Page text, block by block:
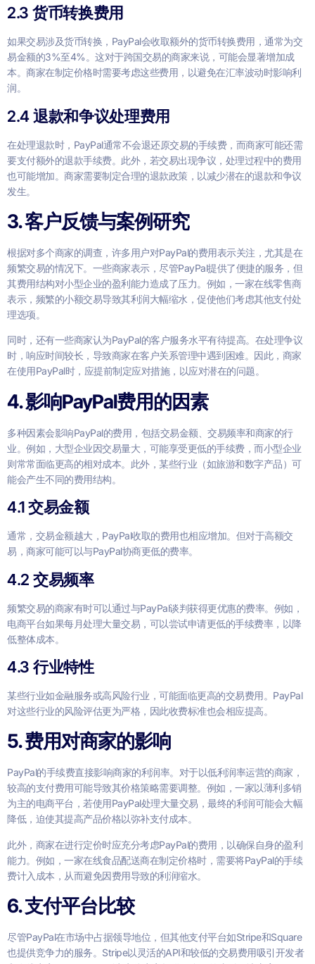
2.3 货币转换费用
如果交易涉及货币转换，PayPal会收取额外的货币转换费用，通常为交
易金额的3%至4%。这对于跨国交易的商家来说，可能会显著增加成
本。商家在制定价格时需要考虑这些费用，以避免在汇率波动时影响利
润。
2.4 退款和争议处理费用
在处理退款时，PayPal通常不会退还原交易的手续费，而商家可能还需
要支付额外的退款手续费。此外，若交易出现争议，处理过程中的费用
也可能增加。商家需要制定合理的退款政策，以减少潜在的退款和争议
发生。
3. 客户反馈与案例研究
根据对多个商家的调查，许多用户对PayPal的费用表示关注，尤其是在
频繁交易的情况下。一些商家表示，尽管PayPal提供了便捷的服务，但
其费用结构对小型企业的盈利能力造成了压力。例如，一家在线零售商
表示，频繁的小额交易导致其利润大幅缩水，促使他们考虑其他支付处
理选项。
同时，还有一些商家认为PayPal的客户服务水平有待提高。在处理争议
时，响应时间较长，导致商家在客户关系管理中遇到困难。因此，商家
在使用PayPal时，应提前制定应对措施，以应对潜在的问题。
4. 影响PayPal费用的因素
多种因素会影响PayPal的费用，包括交易金额、交易频率和商家的行
业。例如，大型企业因交易量大，可能享受更低的手续费，而小型企业
则常常面临更高的相对成本。此外，某些行业（如旅游和数字产品）可
能会产生不同的费用结构。
4.1 交易金额
通常，交易金额越大，PayPal收取的费用也相应增加。但对于高额交
易，商家可能可以与PayPal协商更低的费率。
4.2 交易频率
频繁交易的商家有时可以通过与PayPal谈判获得更优惠的费率。例如，
电商平台如果每月处理大量交易，可以尝试申请更低的手续费率，以降
低整体成本。
4.3 行业特性
某些行业如金融服务或高风险行业，可能面临更高的交易费用。PayPal
对这些行业的风险评估更为严格，因此收费标准也会相应提高。
5. 费用对商家的影响
PayPal的手续费直接影响商家的利润率。对于以低利润率运营的商家，
较高的支付费用可能导致其价格策略需要调整。例如，一家以薄利多销
为主的电商平台，若使用PayPal处理大量交易，最终的利润可能会大幅
降低，迫使其提高产品价格以弥补支付成本。
此外，商家在进行定价时应充分考虑PayPal的费用，以确保自身的盈利
能力。例如，一家在线食品配送商在制定价格时，需要将PayPal的手续
费计入成本，从而避免因费用导致的利润缩水。
6. 支付平台比较
尽管PayPal在市场中占据领导地位，但其他支付平台如Stripe和Square
也提供竞争力的服务。Stripe以灵活的API和较低的交易费用吸引开发者